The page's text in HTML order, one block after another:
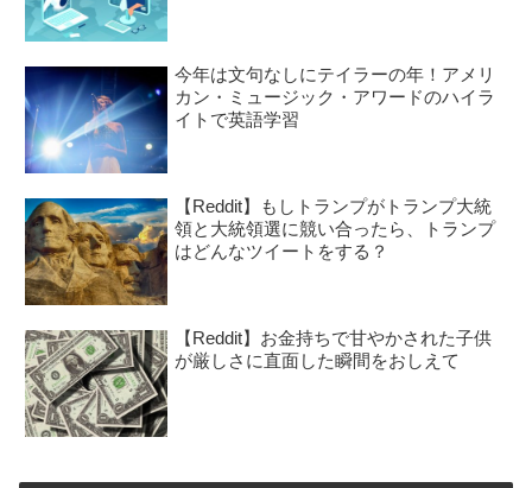
今年は文句なしにテイラーの年！アメリ
カン・ミュージック・アワードのハイラ
イトで英語学習
【Reddit】もしトランプがトランプ大統
領と大統領選に競い合ったら、トランプ
はどんなツイートをする？
【Reddit】お金持ちで甘やかされた子供
が厳しさに直面した瞬間をおしえて